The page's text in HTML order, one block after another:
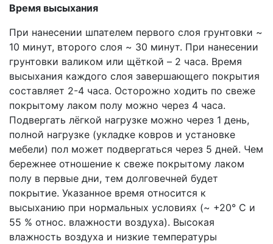
Время высыхания
При нанесении шпателем первого слоя грунтовки ~
10 минут, второго слоя ~ 30 минут. При нанесении
грунтовки валиком или щёткой – 2 часа. Время
высыхания каждого слоя завершающего покрытия
составляет 2-4 часа. Осторожно ходить по свеже
покрытому лаком полу можно через 4 часа.
Подвергать лёгкой нагрузке можно через 1 день,
полной нагрузке (укладке ковров и установке
мебели) пол может подвергаться через 5 дней. Чем
бережнее отношение к свеже покрытому лаком
полу в первые дни, тем долговечней будет
покрытие. Указанное время относится к
высыханию при нормальных условиях (~ +20° С и
55 % относ. влажности воздуха). Высокая
влажность воздуха и низкие температуры